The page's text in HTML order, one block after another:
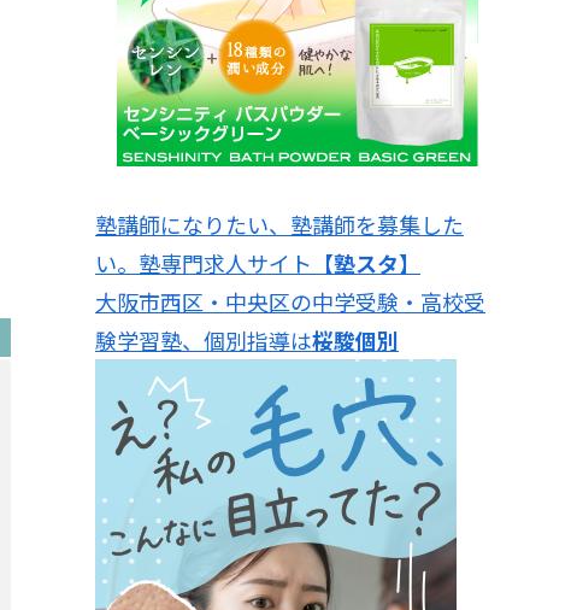
塾講師になりたい、塾講師を募集した
い。塾専門求人サイト 【塾スタ】
大阪市西区・中央区の中学受験・高校受
験学習塾、個別指導は桜駿個別